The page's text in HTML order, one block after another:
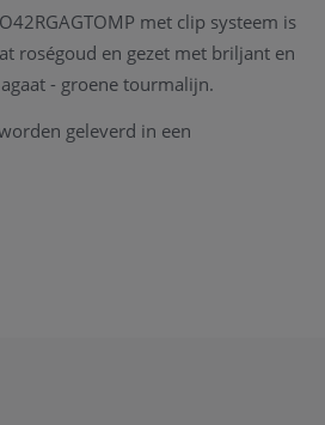
met clip systeem is
roségoud en gezet met briljant en
- groene tourmalijn.
geleverd in een